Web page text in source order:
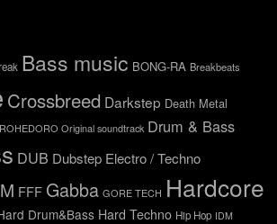
Bass music BONG-RA Breakbeats
Crossbreed Darkstep Death Metal
Original soundtrack Drum & Bass
DUB Dubstep Electro / Techno
FFF Gabba GORE TECH Hardcore
Drum&Bass Hard Techno Hip Hop IDM